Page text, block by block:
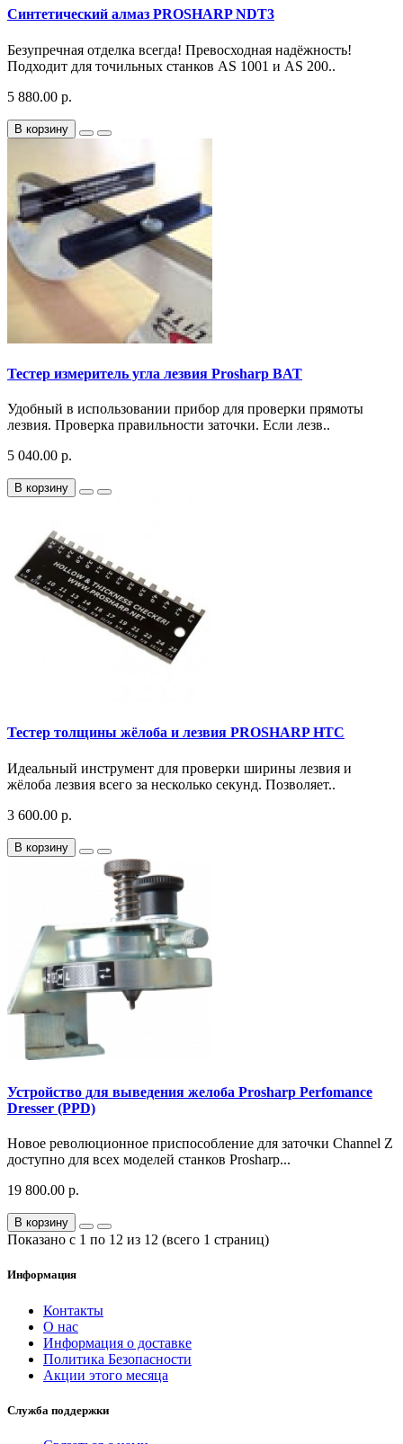
Синтетический алмаз PROSHARP NDT3
Безупречная отделка всегда! Превосходная надёжность!
Подходит для точильных станков AS 1001 и AS 200..
5 880.00 р.
В корзину
Тестер измеритель угла лезвия Prosharp BAT
Удобный в использовании прибор для проверки прямоты
лезвия. Проверка правильности заточки. Если лезв..
5 040.00 р.
В корзину
Тестер толщины жёлоба и лезвия PROSHARP HTC
Идеальный инструмент для проверки ширины лезвия и
жёлоба лезвия всего за несколько секунд. Позволяет..
3 600.00 р.
В корзину
Устройство для выведения желоба Prosharp Perfomance
Dresser (PPD)
Новое революционное приспособление для заточки Channel Z
доступно для всех моделей станков Prosharp...
19 800.00 р.
В корзину
Показано с 1 по 12 из 12 (всего 1 страниц)
Информация
Контакты
О нас
Информация о доставке
Политика Безопасности
Акции этого месяца
Служба поддержки